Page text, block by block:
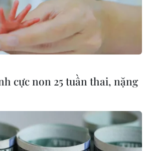
Five" - năm quốc gia xuất sắc
quỹ đạo kinh tế vĩ mô và đầu tư
thập kỷ tới.
cực non 25 tuần thai, nặng